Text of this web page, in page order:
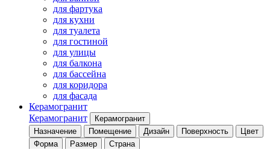
для фартука
для кухни
для туалета
для гостиной
для улицы
для балкона
для бассейна
для коридора
для фасада
Керамогранит
Керамогранит
Керамогранит
Назначение
Помещение Дизайн Поверхность
Цвет
Форма
Размер Страна